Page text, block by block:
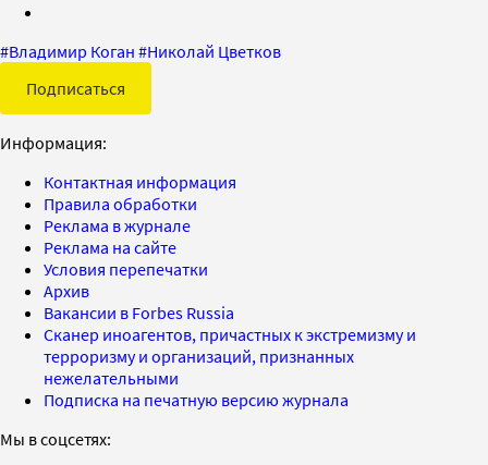
#Владимир Коган #Николай Цветков
Подписаться
Информация:
Контактная информация
Правила обработки
Реклама в журнале
Реклама на сайте
Условия перепечатки
Архив
Вакансии в Forbes Russia
Сканер иноагентов, причастных к экстремизму и
терроризму и организаций, признанных
нежелательными
Подписка на печатную версию журнала
Мы в соцсетях: